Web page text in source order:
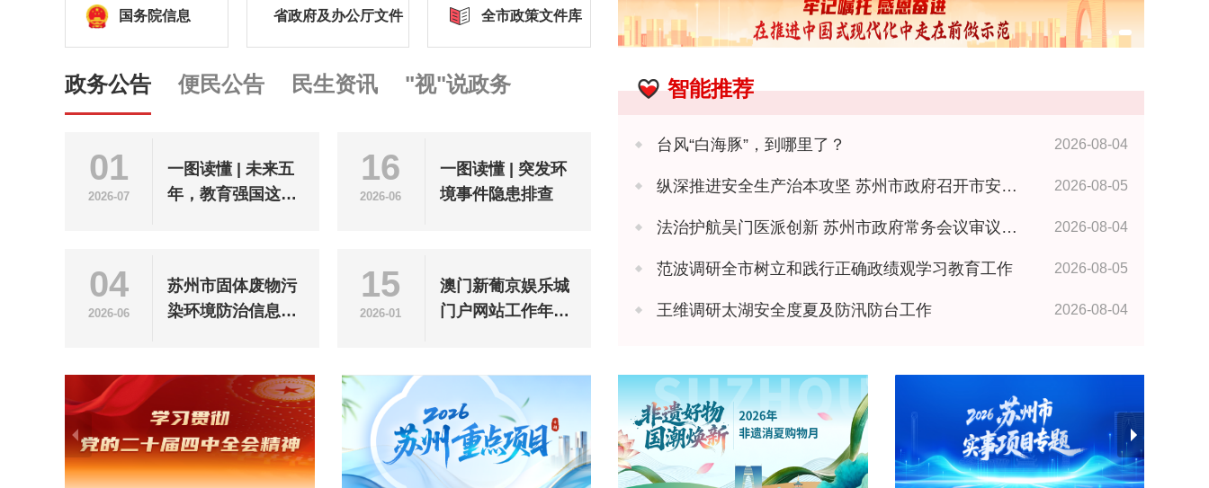
苏州市人民代表大会常务委员会任免名单 2026-07-01
国务院信息 省政府及办公厅文件 全市政策文件库
政务公告 便民公告 民生资讯 "视"说政务
01
2026-07
一图读懂 | 未来五
年，教育强国这样
16
2026-06
一图读懂 | 突发环
境事件隐患排查
04
2026-06
苏州市固体废物污
染环境防治信息公
15
2026-01
澳门新葡京娱乐城
门户网站工作年度
智能推荐
台风“白海豚”，到哪里了？ 2026-08-04
纵深推进安全生产治本攻坚 苏州市政府召开市安委会全体成员（扩大）会议 王维讲话 2026-08-05
法治护航吴门医派创新 苏州市政府常务会议审议研究相关事项 王维主持 2026-08-04
范波调研全市树立和践行正确政绩观学习教育工作 2026-08-05
王维调研太湖安全度夏及防汛防台工作 2026-08-04